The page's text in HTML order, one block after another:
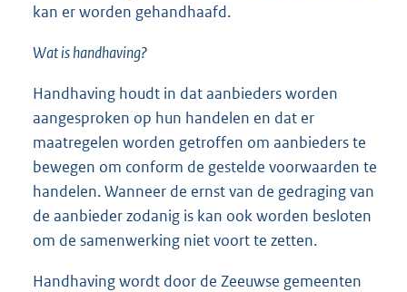
kan er worden gehandhaafd.
Wat is handhaving?
Handhaving houdt in dat aanbieders worden
aangesproken op hun handelen en dat er
maatregelen worden getroffen om aanbieders te
bewegen om conform de gestelde voorwaarden te
handelen. Wanneer de ernst van de gedraging van
de aanbieder zodanig is kan ook worden besloten
om de samenwerking niet voort te zetten.
Handhaving wordt door de Zeeuwse gemeenten